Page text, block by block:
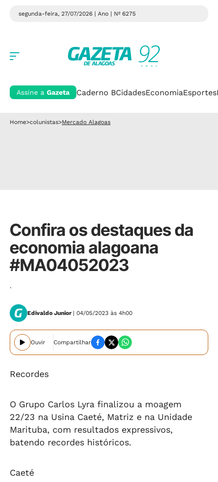
segunda-feira, 27/07/2026 | Ano | Nº 6275
Assine a Gazeta Caderno BCidadesEconomiaEsportes
Home>colunistas>Mercado Alagoas
Confira os destaques da
economia alagoana
#MA04052023
.
Edivaldo Junior | 04/05/2023 às 4h00
Ouvir Compartilhar
Recordes
O Grupo Carlos Lyra finalizou a moagem
22/23 na Usina Caeté, Matriz e na Unidade
Marituba, com resultados expressivos,
batendo recordes históricos.
Caeté